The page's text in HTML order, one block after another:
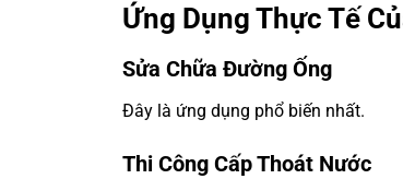
Ứng Dụng Thực Tế
Sửa Chữa Đường Ống
Đây là ứng dụng phổ biến nhất.
Thi Công Cấp Thoát Nước